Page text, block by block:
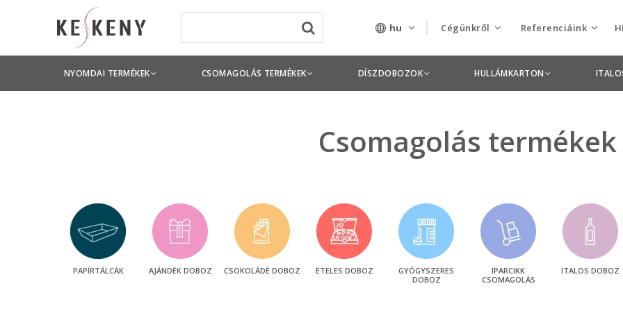
hu Cégünkről
Rólunk
állások
Termékdíj
nyilatkozatok
Pályázatok
Referenciáink
Csomagolás termékek
NYOMDAI TERMÉKEK CSOMAGOLÁS TERMÉKEK DÍSZDOBOZOK HULLÁMKARTON
Csomagolás termékek
PAPÍRTÁLCÁK AJÁNDÉK DOBOZ CSOKOLÁDÉ DOBOZ ÉTELES DOBOZ
GYÓGYSZERES
DOBOZ
IPARCIKK
CSOMAGOLÁS
ITALOS DOBOZ